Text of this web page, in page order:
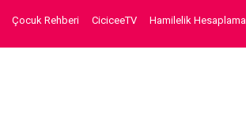
Çocuk Rehberi CiciceeTV Hamilelik Hesaplama